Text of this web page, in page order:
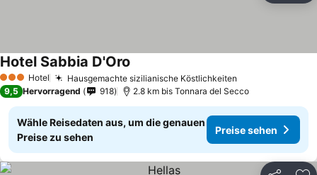
3 SterneHotel Hausgemachte sizilianische Köstlichkeiten
Hotel Sabbia D'Oro
9,5 Hervorragend 918 2.8 km bis Tonnara del Secco
Wähle Reisedaten aus, um die genauen
Preise zu sehen
Preise sehen